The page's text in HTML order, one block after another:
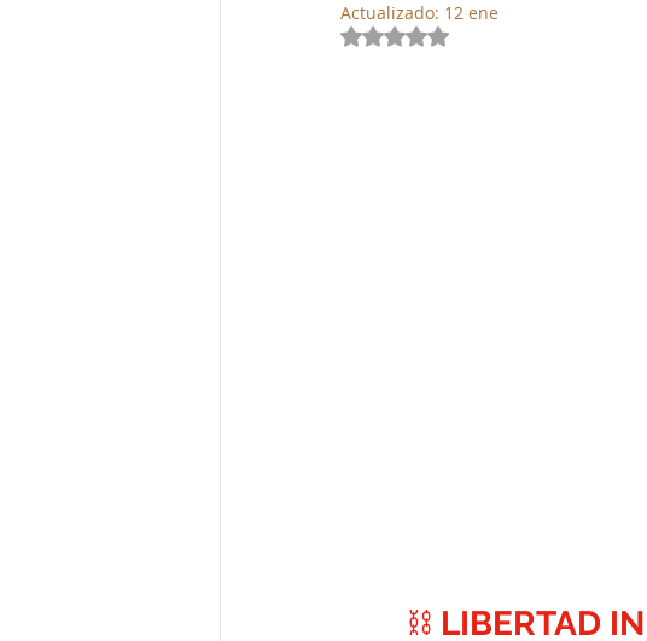
Actualizado: 12 ene
Obtuvo NaN de 5 estrellas.
⛓️ LIBERTAD